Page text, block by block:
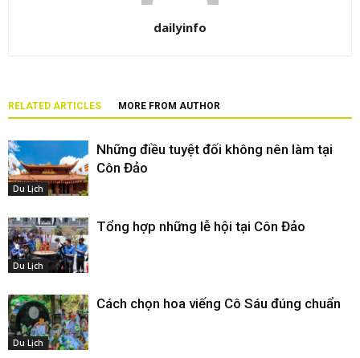
dailyinfo
RELATED ARTICLES MORE FROM AUTHOR
Du Lịch
Những điều tuyệt đối không nên làm tại
Côn Đảo
Du Lịch
Tổng hợp những lễ hội tại Côn Đảo
Du Lịch
Cách chọn hoa viếng Cô Sáu đúng chuẩn